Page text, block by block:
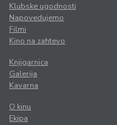
Klubske ugodnosti
Napovedujemo
Filmi
Kino na zahtevo
Knjigarnica
Galerija
Kavarna
O kinu
Ekipa